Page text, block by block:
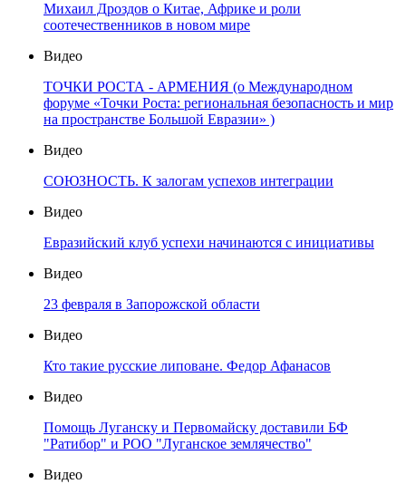
Михаил Дроздов о Китае, Африке и роли
соотечественников в новом мире
Видео
ТОЧКИ РОСТА - АРМЕНИЯ (о Международном
форуме «Точки Роста: региональная безопасность и мир
на пространстве Большой Евразии» )
Видео
СОЮЗНОСТЬ. К залогам успехов интеграции
Видео
Евразийский клуб успехи начинаются с инициативы
Видео
23 февраля в Запорожской области
Видео
Кто такие русские липоване. Федор Афанасов
Видео
Помощь Луганску и Первомайску доставили БФ
"Ратибор" и РОО "Луганское землячество"
Видео